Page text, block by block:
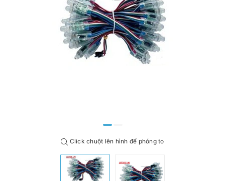
Click chuột lên hình để phóng to